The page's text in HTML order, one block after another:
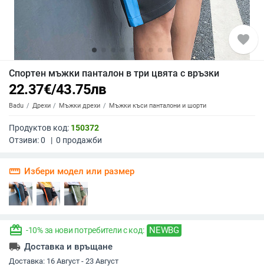
favorite
Спортен мъжки панталон в три цвята с връзки
22.37€/43.75лв
Badu Дрехи Мъжки дрехи Мъжки къси панталони и шорти
Продуктов код: 150372
Отзиви:0 | 0 продажби
straighten Избери модел или размер
redeem -10% за нови потребители с код: NEWBG
local_shipping Доставка и връщане
Доставка: 16 Август - 23 Август